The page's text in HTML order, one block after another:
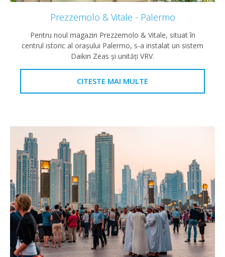
Prezzemolo & Vitale - Palermo
Pentru noul magazin Prezzemolo & Vitale, situat în
centrul istoric al orașului Palermo, s-a instalat un sistem
Daikin Zeas și unități VRV.
CITESTE MAI MULTE